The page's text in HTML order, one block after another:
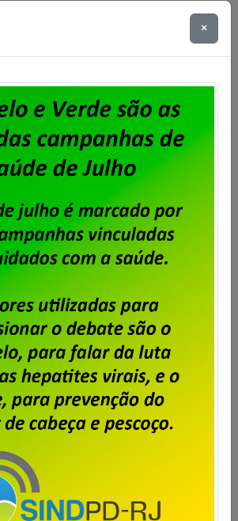
de Encontro
trabalhadores das
em14/07/2026
de julho, em Brasília – DF , o
de Trabalhadores(as) das
das regiões Centro-Oeste, Sul e
pela Secretaria de Empresas
com a participação de
dos estados que compõem as 3
o Sindpd-RJ, o Encontro deu
serem […]
×